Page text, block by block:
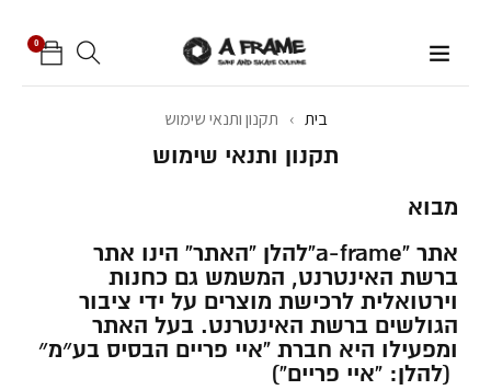
0
בית › תקנון ותנאי שימוש
תקנון ותנאי שימוש
מבוא
אתר “a-frame”להלן “האתר” הינו אתר
ברשת האינטרנט, המשמש גם כחנות
וירטואלית לרכישת מוצרים על ידי ציבור
הגולשים ברשת האינטרנט. בעל האתר
ומפעילו היא חברת “איי פריים הבסיס בע״מ״
(להלן: “איי פריים”)